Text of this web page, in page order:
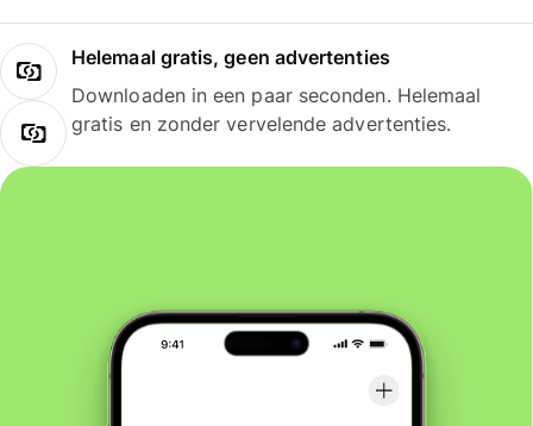
Helemaal gratis, geen advertenties
Downloaden in een paar seconden. Helemaal
gratis en zonder vervelende advertenties.